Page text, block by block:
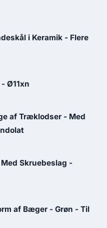
i Keramik - Flere
Ø11xn
af Træklodser - Med
Skruebeslag -
af Bæger - Grøn - Til